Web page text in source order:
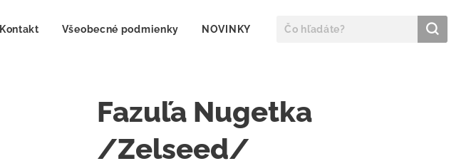
Kontakt Všeobecné podmienky NOVINKY
Fazuľa Nugetka
/Zelseed/